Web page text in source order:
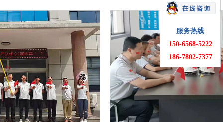
服务热线
150-6568-5222
186-7802-7377